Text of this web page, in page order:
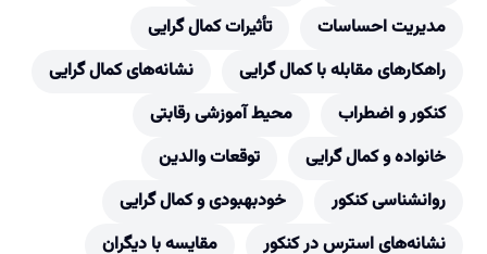
مدیریت احساسات
تأثیرات کمال گرایی
راهکارهای مقابله با کمال گرایی
نشانه‌های کمال گرایی
کنکور و اضطراب
محیط آموزشی رقابتی
خانواده و کمال گرایی
توقعات والدین
روانشناسی کنکور
خودبهبودی و کمال گرایی
نشانه‌های استرس در کنکور
مقایسه با دیگران